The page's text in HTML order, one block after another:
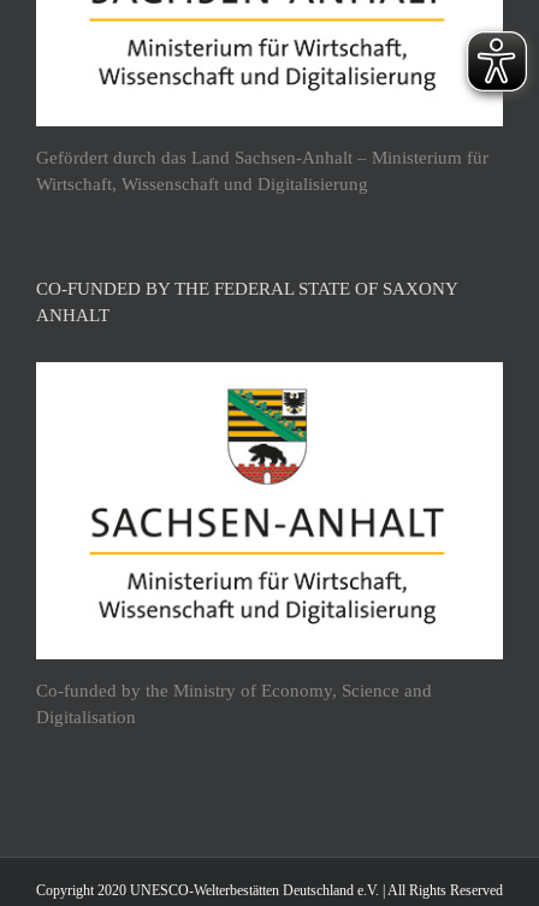
Gefördert durch das Land Sachsen-Anhalt – Ministerium für
Wirtschaft, Wissenschaft und Digitalisierung
CO-FUNDED BY THE FEDERAL STATE OF SAXONY
ANHALT
Co-funded by the Ministry of Economy, Science and
Digitalisation
Copyright 2020 UNESCO-Welterbestätten Deutschland e.V. | All Rights Reserved